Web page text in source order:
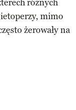
różnych
mimo
żerowały na